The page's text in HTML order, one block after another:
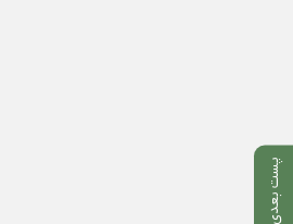
پست بعدی